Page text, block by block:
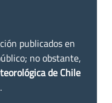
publicados en
no obstante,
de Chile